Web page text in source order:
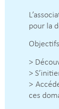
pour la
>
>
>
ces